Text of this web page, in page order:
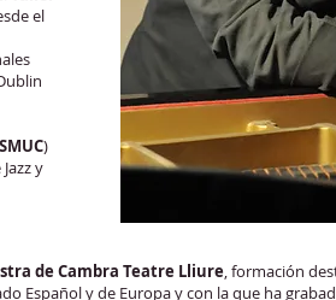
el
)
y
de Cambra Teatre Lliure, formación
Español y de Europa y con la que ha